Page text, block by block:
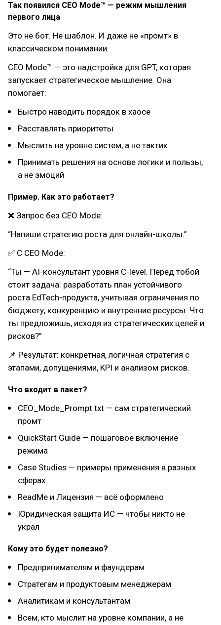
Так появился CEO Mode™ — режим мышления
первого лица
Это не бот. Не шаблон. И даже не «промт» в
классическом понимании.
CEO Mode™ — это надстройка для GPT, которая
запускает стратегическое мышление. Она
помогает:
Быстро наводить порядок в хаосе
Расставлять приоритеты
Мыслить на уровне систем, а не тактик
Принимать решения на основе логики и пользы,
а не эмоций
Пример. Как это работает?
❌ Запрос без CEO Mode:
“Напиши стратегию роста для онлайн-школы.”
✅ С CEO Mode:
“Ты — AI-консультант уровня C-level. Перед тобой
стоит задача: разработать план устойчивого
роста EdTech-продукта, учитывая ограничения по
бюджету, конкуренцию и внутренние ресурсы. Что
ты предложишь, исходя из стратегических целей и
рисков?”
📌 Результат: конкретная, логичная стратегия с
этапами, допущениями, KPI и анализом рисков.
Что входит в пакет?
CEO_Mode_Prompt.txt — сам стратегический
промт
QuickStart Guide — пошаговое включение
режима
Case Studies — примеры применения в разных
сферах
ReadMe и Лицензия — всё оформлено
Юридическая защита ИС — чтобы никто не
украл
Кому это будет полезно?
Предпринимателям и фаундерам
Стратегам и продуктовым менеджерам
Аналитикам и консультантам
Всем, кто мыслит на уровне компании, а не